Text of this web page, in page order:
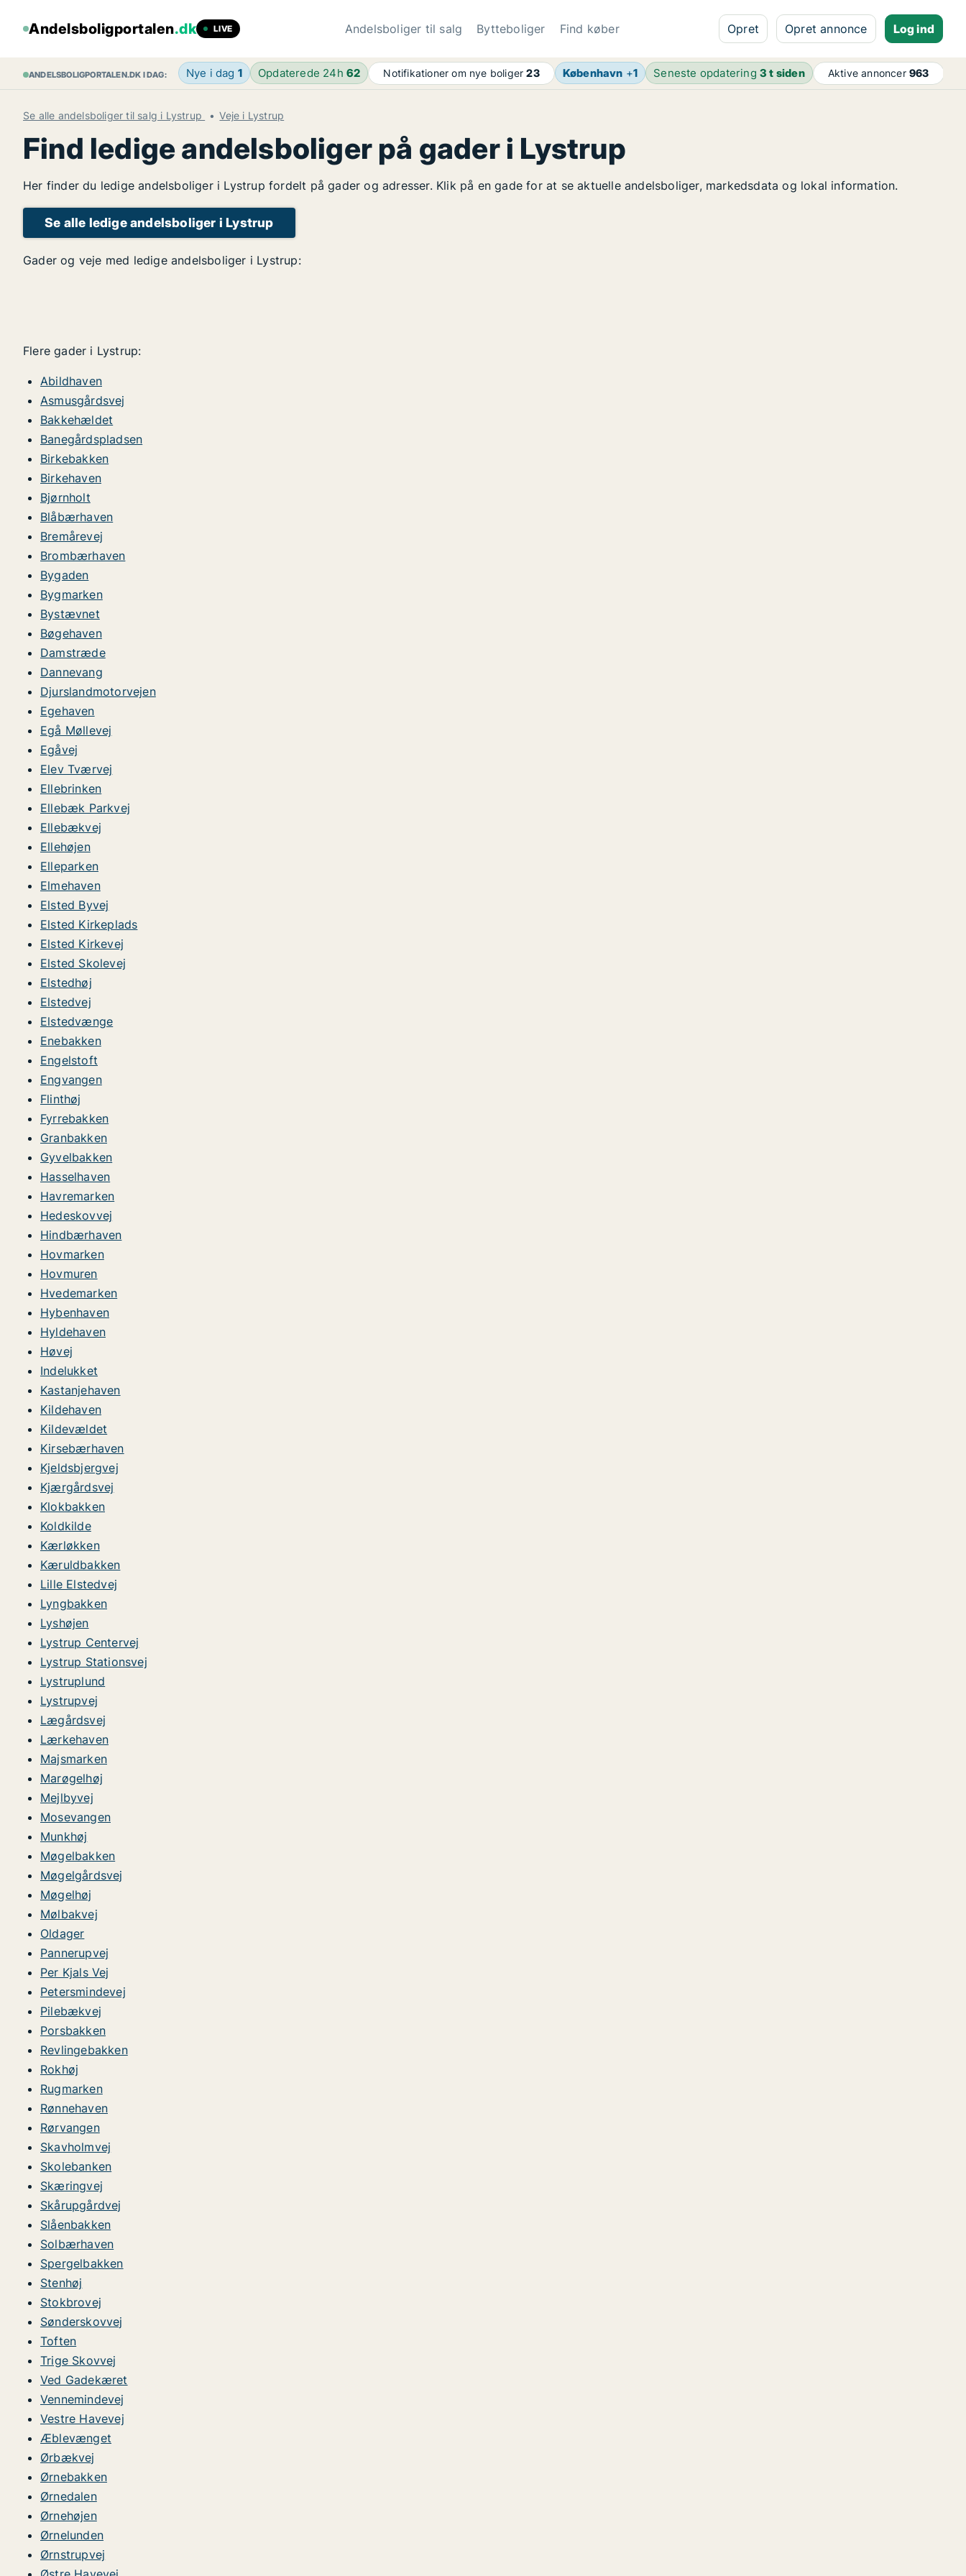
Andelsboligportalen.dk LIVE Andelsboliger til salg Bytteboliger Find køber Opret Opret annonce Log ind
ANDELSBOLIGPORTALEN.DK I DAG: Nye i dag 1 Opdaterede 24h62 Notifikationer om nye boliger23 København +1 Seneste opdatering3 t siden Aktive annoncer963
Se alle andelsboliger til salg i Lystrup Veje i Lystrup
Find ledige andelsboliger på gader i Lystrup
Her finder du ledige andelsboliger i Lystrup fordelt på gader og adresser. Klik på en gade for at se aktuelle andelsboliger, markedsdata og lokal information.
Se alle ledige andelsboliger i Lystrup
Gader og veje med ledige andelsboliger i Lystrup:
Flere gader i Lystrup:
Abildhaven
Asmusgårdsvej
Bakkehældet
Banegårdspladsen
Birkebakken
Birkehaven
Bjørnholt
Blåbærhaven
Bremårevej
Brombærhaven
Bygaden
Bygmarken
Bystævnet
Bøgehaven
Damstræde
Dannevang
Djurslandmotorvejen
Egehaven
Egå Møllevej
Egåvej
Elev Tværvej
Ellebrinken
Ellebæk Parkvej
Ellebækvej
Ellehøjen
Elleparken
Elmehaven
Elsted Byvej
Elsted Kirkeplads
Elsted Kirkevej
Elsted Skolevej
Elstedhøj
Elstedvej
Elstedvænge
Enebakken
Engelstoft
Engvangen
Flinthøj
Fyrrebakken
Granbakken
Gyvelbakken
Hasselhaven
Havremarken
Hedeskovvej
Hindbærhaven
Hovmarken
Hovmuren
Hvedemarken
Hybenhaven
Hyldehaven
Høvej
Indelukket
Kastanjehaven
Kildehaven
Kildevældet
Kirsebærhaven
Kjeldsbjergvej
Kjærgårdsvej
Klokbakken
Koldkilde
Kærløkken
Kæruldbakken
Lille Elstedvej
Lyngbakken
Lyshøjen
Lystrup Centervej
Lystrup Stationsvej
Lystruplund
Lystrupvej
Lægårdsvej
Lærkehaven
Majsmarken
Marøgelhøj
Mejlbyvej
Mosevangen
Munkhøj
Møgelbakken
Møgelgårdsvej
Møgelhøj
Mølbakvej
Oldager
Pannerupvej
Per Kjals Vej
Petersmindevej
Pilebækvej
Porsbakken
Revlingebakken
Rokhøj
Rugmarken
Rønnehaven
Rørvangen
Skavholmvej
Skolebanken
Skæringvej
Skårupgårdvej
Slåenbakken
Solbærhaven
Spergelbakken
Stenhøj
Stokbrovej
Sønderskovvej
Toften
Trige Skovvej
Ved Gadekæret
Vennemindevej
Vestre Havevej
Æblevænget
Ørbækvej
Ørnebakken
Ørnedalen
Ørnehøjen
Ørnelunden
Ørnstrupvej